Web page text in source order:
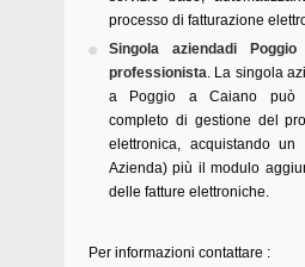
processo di fatturazione
Singola aziendadi
professionista. La singola
a Poggio a Caiano può
completo di gestione del
elettronica, acquistando
Azienda) più il modulo
delle fatture elettroniche.
Per informazioni contattare :